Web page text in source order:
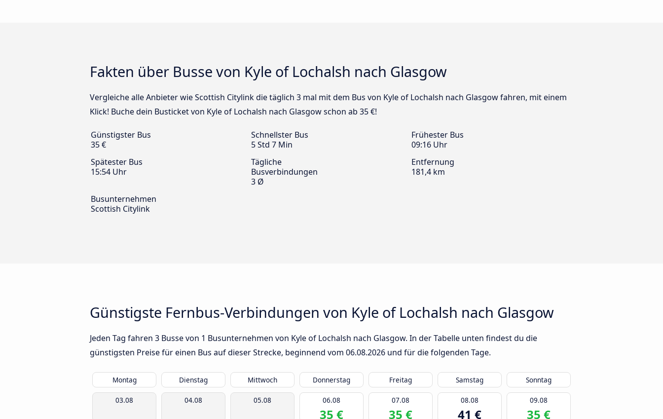
Fakten über Busse von Kyle of Lochalsh nach Glasgow
Vergleiche alle Anbieter wie Scottish Citylink die täglich 3 mal mit dem Bus von Kyle of Lochalsh nach Glasgow fahren, mit einem
Klick! Buche dein Busticket von Kyle of Lochalsh nach Glasgow schon ab 35 €!
Günstigster Bus
35 €
Schnellster Bus
5 Std 7 Min
Frühester Bus
09:16 Uhr
Spätester Bus
15:54 Uhr
Tägliche
Busverbindungen
3 Ø
Entfernung
181,4 km
Busunternehmen
Scottish Citylink
Günstigste Fernbus-Verbindungen von Kyle of Lochalsh nach Glasgow
Jeden Tag fahren 3 Busse von 1 Busunternehmen von Kyle of Lochalsh nach Glasgow. In der Tabelle unten findest du die
günstigsten Preise für einen Bus auf dieser Strecke, beginnend vom 06.08.2026 und für die folgenden Tage.
Montag Dienstag Mittwoch Donnerstag Freitag Samstag Sonntag
03.08 04.08 05.08 06.08
35 €
07.08
35 €
08.08
41 €
09.08
35 €